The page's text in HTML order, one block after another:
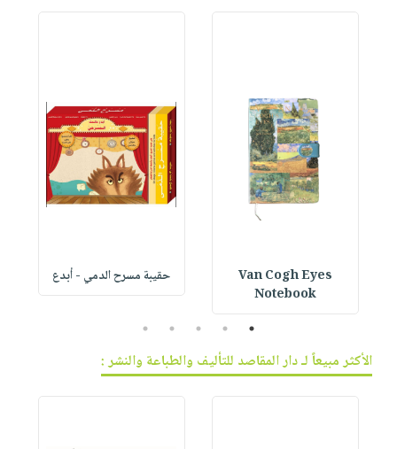
Van Cogh Eyes
Notebook
حقيبة مسرح الدمي - أبدع
1
2
3
4
5
الأكثر مبيعاً لـ دار المقاصد للتأليف والطباعة والنشر :